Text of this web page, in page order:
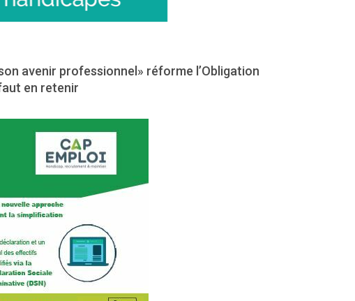
avenir professionnel» réforme l’Obligation
en retenir